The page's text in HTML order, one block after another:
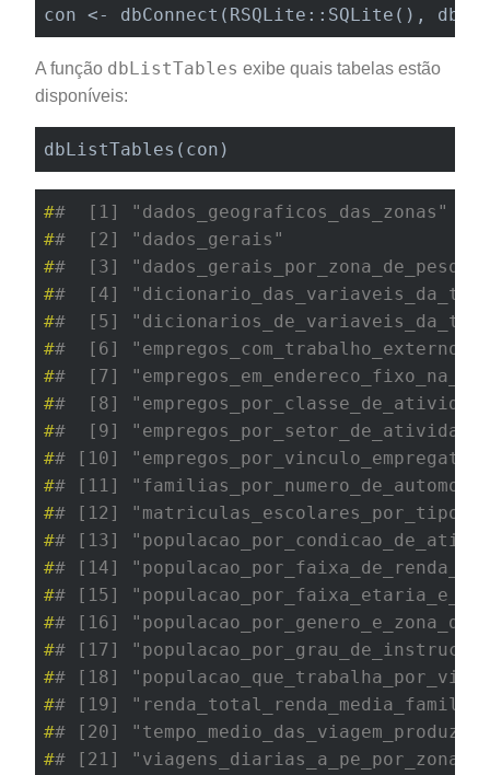
con <- dbConnect(RSQLite::SQLite(),
A função dbListTables exibe quais tabelas estão
disponíveis:
dbListTables(con)
##  [1]
##  [2]
##  [3]
##  [4]
##  [5]
##  [6]
##  [7]
##  [8]
##  [9]
## [10]
## [11]
## [12]
## [13]
## [14]
## [15]
## [16]
## [17]
## [18]
## [19]
## [20]
## [21]